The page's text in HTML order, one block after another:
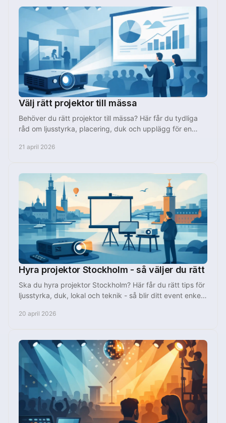
Välj rätt projektor till mässa
Behöver du rätt projektor till mässa? Här får du tydliga
råd om ljusstyrka, placering, duk och upplägg för en
21 april 2026
Hyra projektor Stockholm - så väljer du rätt
Ska du hyra projektor Stockholm? Här får du rätt tips för
ljusstyrka, duk, lokal och teknik - så blir ditt event enkelt
20 april 2026